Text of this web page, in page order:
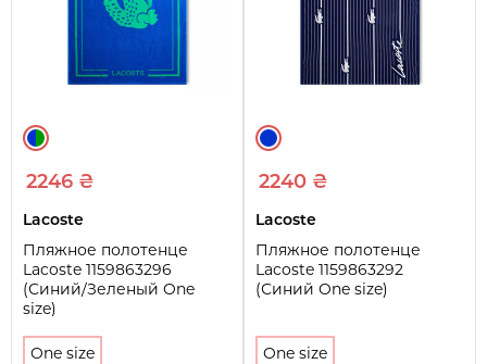
2246 ₴
Lacoste
Пляжное полотенце
Lacoste 1159863296
(Синий/Зеленый One
size)
One size
2240 ₴
Lacoste
Пляжное полотенце
Lacoste 1159863292
(Синий One size)
One size